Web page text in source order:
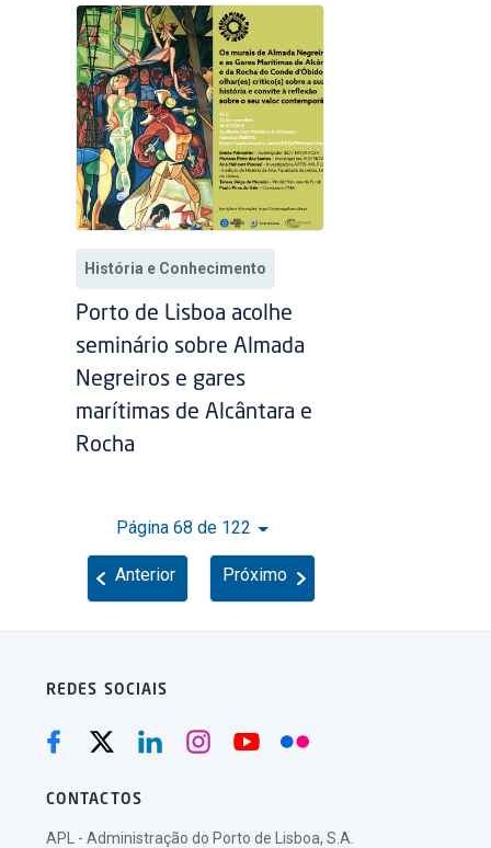
História e Conhecimento
Porto de Lisboa acolhe
seminário sobre Almada
Negreiros e gares
marítimas de Alcântara e
Rocha
Página 68 de 122
Anterior Próximo
REDES SOCIAIS
CONTACTOS
APL - Administração do Porto de Lisboa, S.A.